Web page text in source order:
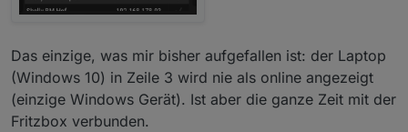
Das einzige, was mir bisher aufgefallen ist: der Laptop
(Windows 10) in Zeile 3 wird nie als online angezeigt
(einzige Windows Gerät). Ist aber die ganze Zeit mit der
Fritzbox verbunden.